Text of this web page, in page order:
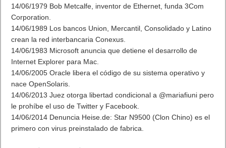
14/06/1979 Bob Metcalfe, inventor de Ethernet, funda 3Com
Corporation.
14/06/1989 Los bancos Union, Mercantil, Consolidado y Latino
crean la red interbancaria Conexus.
14/06/1983 Microsoft anuncia que detiene el desarrollo de
Internet Explorer para Mac.
14/06/2005 Oracle libera el código de su sistema operativo y
nace OpenSolaris.
14/06/2013 Juez otorga libertad condicional a @mariafiuni pero
le prohíbe el uso de Twitter y Facebook.
14/06/2014 Denuncia Heise.de: Star N9500 (Clon Chino) es el
primero con virus preinstalado de fabrica.